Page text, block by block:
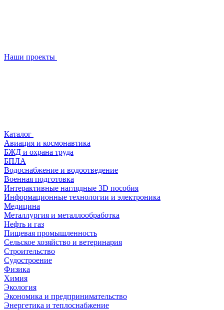
Наши проекты
Каталог
Авиация и космонавтика
БЖД и охрана труда
БПЛА
Водоснабжение и водоотведение
Военная подготовка
Интерактивные наглядные 3D пособия
Информационные технологии и электроника
Медицина
Металлургия и металлообработка
Нефть и газ
Пищевая промышленность
Сельское хозяйство и ветеринария
Строительство
Судостроение
Физика
Химия
Экология
Экономика и предпринимательство
Энергетика и теплоснабжение